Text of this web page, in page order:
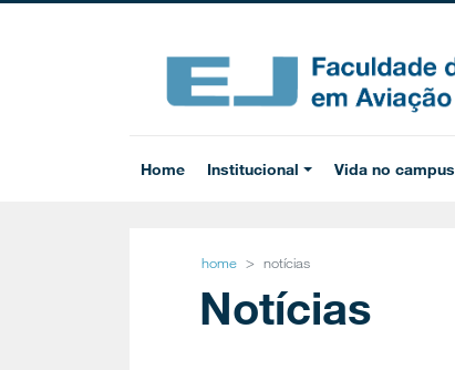
Home Institucional Vida no campus
home notícias
Notícias